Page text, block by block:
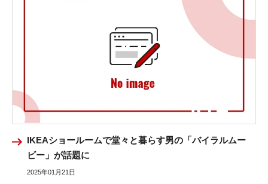
IKEAショールームで堂々と暮らす男の「バイラルムー
ビー」が話題に
2025年01月21日